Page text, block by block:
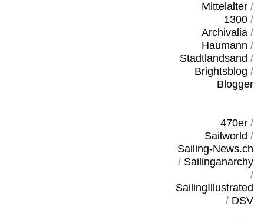
Mittelalter/
1300/
Archivalia/
Haumann /
Stadtlandsand /
Brightsblog /
Blogger
470er/
Sailworld /
Sailing-News.ch
/ Sailinganarchy
/
SailingIllustrated
/ DSV